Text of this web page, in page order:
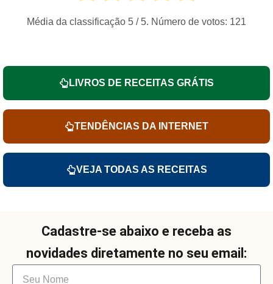
Média da classificação 5 / 5. Número de votos: 121
LIVROS DE RECEITAS GRÁTIS
TENDÊNCIAS DA INTERNET
VEJA TODAS AS RECEITAS
Cadastre-se abaixo e receba as
novidades diretamente no seu email: